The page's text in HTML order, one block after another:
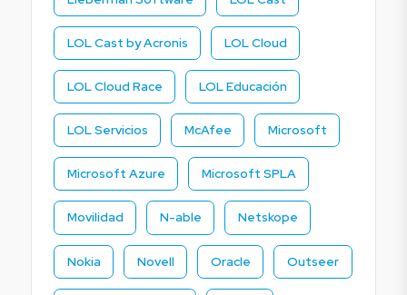
LOL Cast by Acronis LOL Cloud
LOL Cloud Race LOL Educación
LOL Servicios McAfee Microsoft
Microsoft Azure Microsoft SPLA
Movilidad N-able Netskope
Nokia Novell Oracle Outseer